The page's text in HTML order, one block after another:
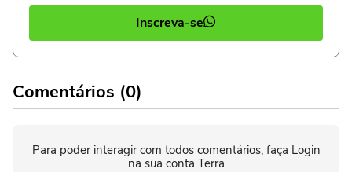
Inscreva-se
Comentários (0)
Para poder interagir com todos comentários, faça Login
na sua conta Terra